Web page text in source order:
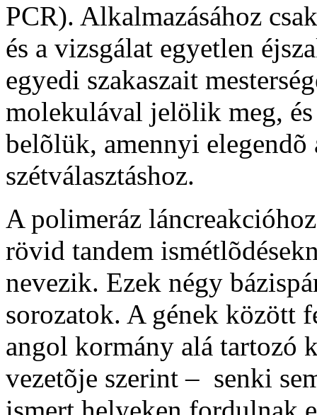
PCR). Alkalmazásához
és a vizsgálat egyetlen
egyedi szakaszait
molekulával jelölik meg,
belõlük, amennyi elegendõ
szétválasztáshoz.
A polimeráz
rövid tandem
nevezik. Ezek négy
sorozatok. A gének között
angol kormány alá tartozó
vezetõje szerint – senki